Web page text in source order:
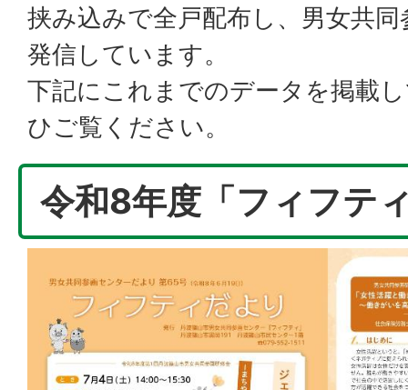
挟み込みで全戸配布し、男女共
発信しています。
下記にこれまでのデータを掲載
ひご覧ください。
令和8年度「フィフテ